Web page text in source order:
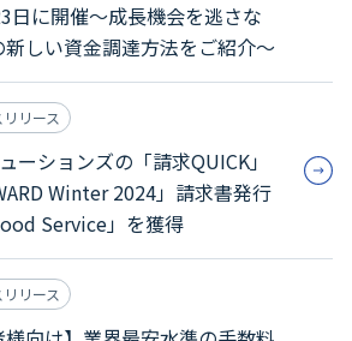
日に開催～成長機会を逃さな
しい資金調達方法をご紹介～
リース
ーションズの「請求QUICK」
Winter 2024」請求書発行
Service」を獲得
リース